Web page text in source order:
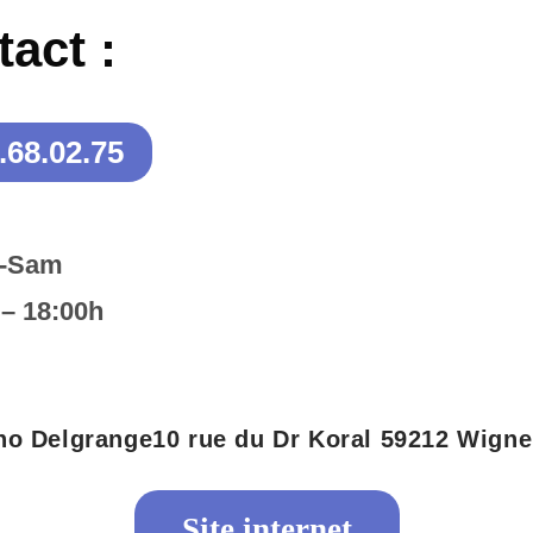
:
Sam
18:00h
Delgrange10 rue du Dr Koral 59212